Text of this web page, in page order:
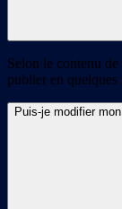
Selon le contenu
publier en quelques
Puis-je modifier